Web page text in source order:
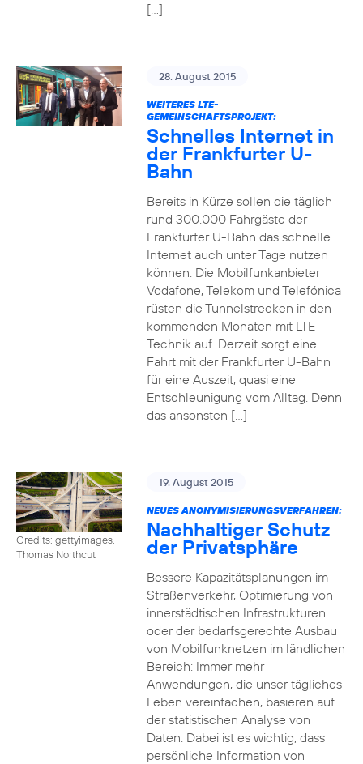
[…]
28. August 2015
WEITERES LTE-
GEMEINSCHAFTSPROJEKT:
Schnelles Internet in
der Frankfurter U-
Bahn
Bereits in Kürze sollen die täglich
rund 300.000 Fahrgäste der
Frankfurter U-Bahn das schnelle
Internet auch unter Tage nutzen
können. Die Mobilfunkanbieter
Vodafone, Telekom und Telefónica
rüsten die Tunnelstrecken in den
kommenden Monaten mit LTE-
Technik auf. Derzeit sorgt eine
Fahrt mit der Frankfurter U-Bahn
für eine Auszeit, quasi eine
Entschleunigung vom Alltag. Denn
das ansonsten […]
Credits: gettyimages,
Thomas Northcut
19. August 2015
NEUES ANONYMISIERUNGSVERFAHREN:
Nachhaltiger Schutz
der Privatsphäre
Bessere Kapazitätsplanungen im
Straßenverkehr, Optimierung von
innerstädtischen Infrastrukturen
oder der bedarfsgerechte Ausbau
von Mobilfunknetzen im ländlichen
Bereich: Immer mehr
Anwendungen, die unser tägliches
Leben vereinfachen, basieren auf
der statistischen Analyse von
Daten. Dabei ist es wichtig, dass
persönliche Information von